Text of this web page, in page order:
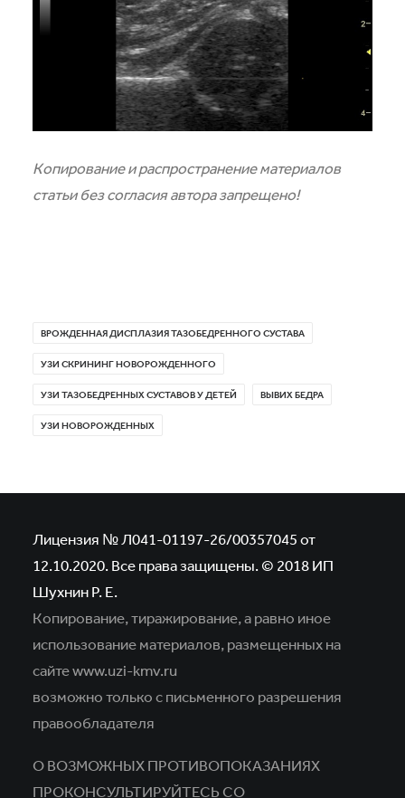
Копирование и распространение материалов
статьи без согласия автора запрещено!
ВРОЖДЕННАЯ ДИСПЛАЗИЯ ТАЗОБЕДРЕННОГО СУСТАВА
УЗИ СКРИНИНГ НОВОРОЖДЕННОГО
УЗИ ТАЗОБЕДРЕННЫХ СУСТАВОВ У ДЕТЕЙ ВЫВИХ БЕДРА
УЗИ НОВОРОЖДЕННЫХ
Лицензия № Л041-01197-26/00357045 от
12.10.2020. Все права защищены. © 2018 ИП
Шухнин Р. Е.
Копирование, тиражирование, а равно иное
использование материалов,размещенных на
сайте www.uzi-kmv.ru
возможно только с письменного разрешения
правообладателя
О ВОЗМОЖНЫХ ПРОТИВОПОКАЗАНИЯХ
ПРОКОНСУЛЬТИРУЙТЕСЬ СО